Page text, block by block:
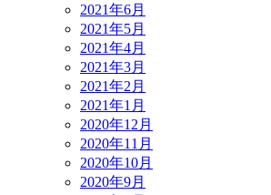
2021年6月
2021年5月
2021年4月
2021年3月
2021年2月
2021年1月
2020年12月
2020年11月
2020年10月
2020年9月